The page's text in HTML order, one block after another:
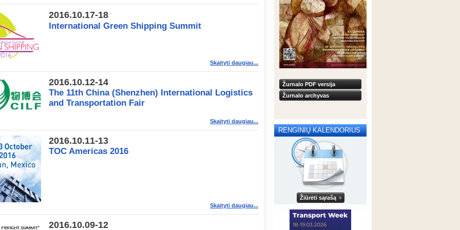
2016.10.17-18
International Green Shipping Summit
Skaityti daugiau...
2016.10.12-14
The 11th China (Shenzhen) International Logistics
and Transportation Fair
Skaityti daugiau...
2016.10.11-13
TOC Americas 2016
Skaityti daugiau...
2016.10.09-12
Žurnalo PDF versija
Žurnalo archyvas
RENGINIŲ KALENDORIUS
Žiūrėti sąrašą